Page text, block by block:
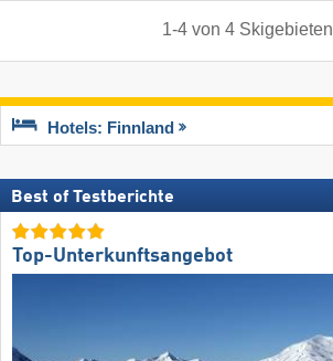
1-4von 4 Skigebieten
Hotels: Finnland
Best of Testberichte
Top-Unterkunftsangebot